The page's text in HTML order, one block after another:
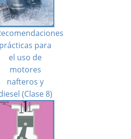
prácticas para
el uso de
motores
nafteros y
(Clase 8)